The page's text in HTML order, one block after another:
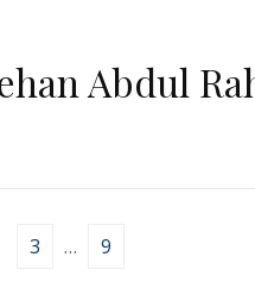
Abdul
3 … 9